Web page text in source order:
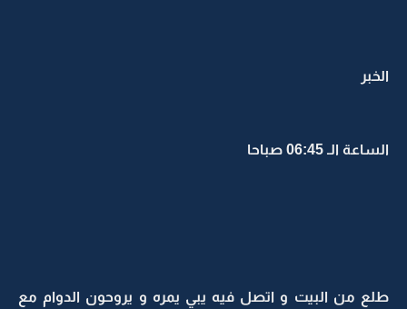
الخبر
الساعة الـ 06:45 صباحا
طلع من البيت و اتصل فيه يبي يمره و يروحون الدوام مع